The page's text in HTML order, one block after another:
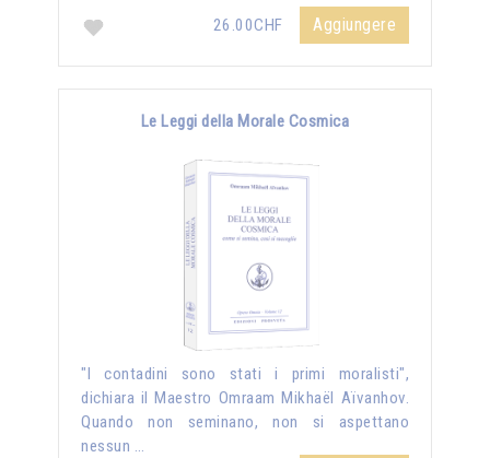
26.00CHF Aggiungere
Le Leggi della Morale Cosmica
"I contadini sono stati i primi moralisti",
dichiara il Maestro Omraam Mikhaël Aïvanhov.
Quando non seminano, non si aspettano
nessun …